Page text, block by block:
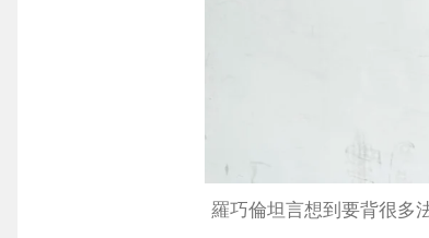
羅巧倫坦言想到要背很多